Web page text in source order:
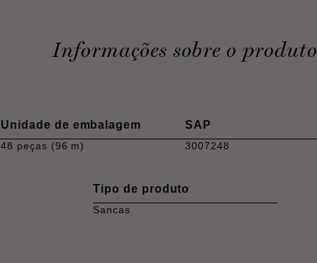
Informações sobre o produto
Unidade de embalagem
48 peças (96 m)
SAP
3007248
Tipo de produto
Sancas